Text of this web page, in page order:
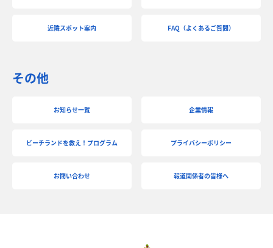
近隣スポット案内 FAQ（よくあるご質問）
その他
お知らせ一覧 企業情報
ビーチランドを救え！プログラム プライバシーポリシー
お問い合わせ 報道関係者の皆様へ